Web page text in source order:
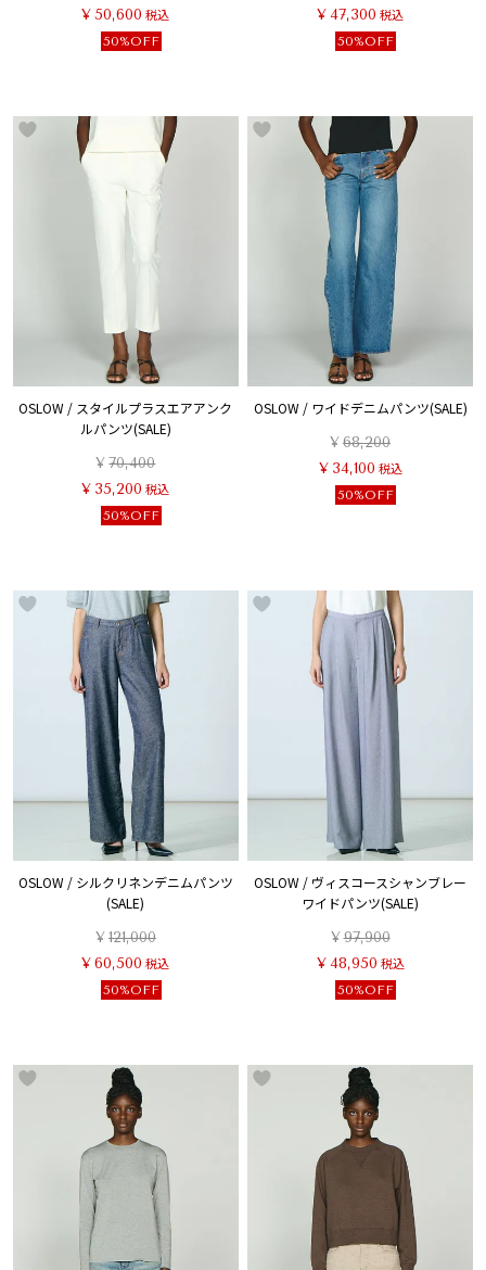
¥ 50,600 税込
50%OFF
¥47,300 税込
50%OFF
OSLOW / スタイルプラスエアアンク
ルパンツ(SALE)
¥ 70,400
¥ 35,200 税込
50%OFF
OSLOW / ワイドデニムパンツ(SALE)
¥68,200
¥ 34,100 税込
50%OFF
OSLOW / シルクリネンデニムパンツ
(SALE)
¥121,000
¥ 60,500 税込
50%OFF
OSLOW / ヴィスコースシャンブレー
ワイドパンツ(SALE)
¥97,900
¥ 48,950 税込
50%OFF